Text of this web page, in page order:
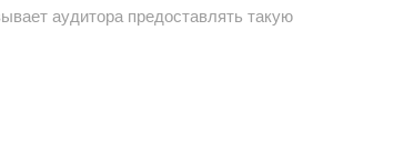
аудитора предоставлять такую